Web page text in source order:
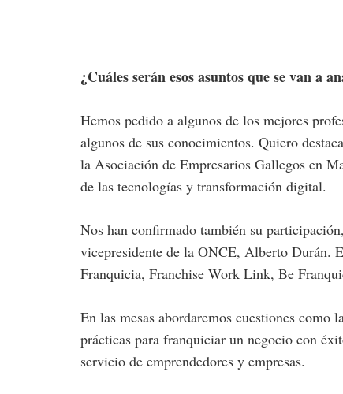
¿Cuáles serán esos asuntos que se van a
Hemos pedido a algunos de los mejores
algunos de sus conocimientos. Quiero
la Asociación de Empresarios Gallegos en
de las tecnologías y transformación digital.
Nos han confirmado también su
vicepresidente de la ONCE, Alberto Durán.
Franquicia, Franchise Work Link, Be
En las mesas abordaremos cuestiones
prácticas para franquiciar un negocio con
servicio de emprendedores y empresas.